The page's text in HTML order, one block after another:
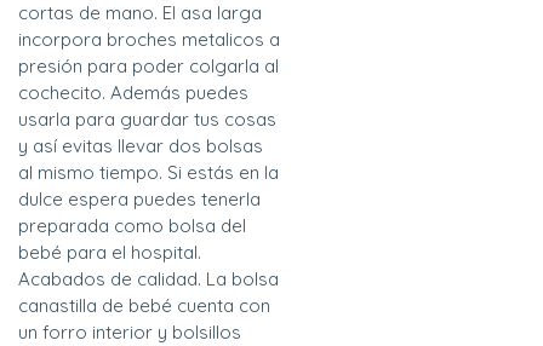
cortas de mano. El asa larga
incorpora broches metalicos a
presión para poder colgarla al
cochecito. Además puedes
usarla para guardar tus cosas
y así evitas llevar dos bolsas
al mismo tiempo. Si estás en la
dulce espera puedes tenerla
preparada como bolsa del
bebé para el hospital.
Acabados de calidad. La bolsa
canastilla de bebé cuenta con
un forro interior y bolsillos